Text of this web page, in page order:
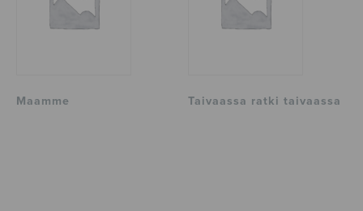
Maamme Taivaassa ratki taivaassa